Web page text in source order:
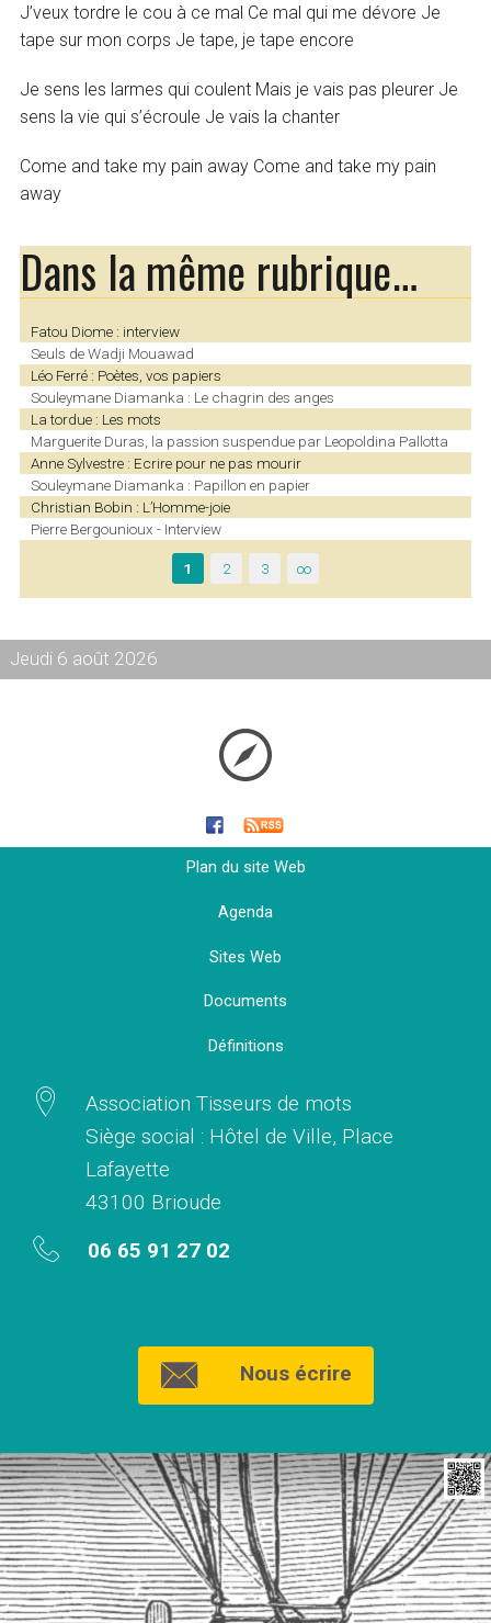
J’veux tordre le cou à ce mal Ce mal qui me dévore Je
tape sur mon corps Je tape, je tape encore
Je sens les larmes qui coulent Mais je vais pas pleurer Je
sens la vie qui s’écroule Je vais la chanter
Come and take my pain away Come and take my pain
away
Dans la même rubrique…
Fatou Diome : interview
Seuls de Wadji Mouawad
Léo Ferré : Poètes, vos papiers
Souleymane Diamanka : Le chagrin des anges
La tordue : Les mots
Marguerite Duras, la passion suspendue par Leopoldina Pallotta
Anne Sylvestre : Ecrire pour ne pas mourir
Souleymane Diamanka : Papillon en papier
Christian Bobin : L’Homme-joie
Pierre Bergounioux - Interview
1 2 3 ∞
Jeudi 6 août 2026
Plan du site Web
Agenda
Sites Web
Documents
Définitions
Association Tisseurs de mots
Siège social : Hôtel de Ville, Place
Lafayette
43100 Brioude
06 65 91 27 02
Nous écrire